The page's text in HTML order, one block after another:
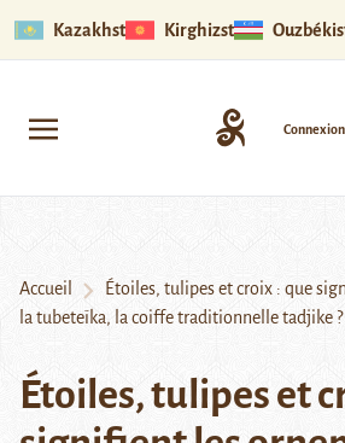
Kazakhstan Kirghizstan
Connexion
Accueil
Étoiles, tulipes et croix : que
la tubeteïka, la coiffe traditionnelle tadjike ?
Étoiles, tulipes et